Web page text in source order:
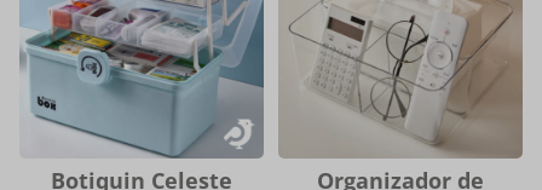
Botiquin Celeste
Organizador de